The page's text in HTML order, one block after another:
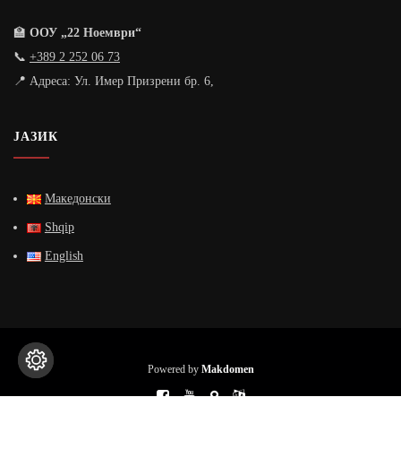
🏫 ООУ „22 Ноември“
📞 +389 2 252 06 73
📍 Адреса: Ул. Имер Призрени бр. 6,
ЈАЗИК
Македонски
Shqip
English
Powered by Makdomen